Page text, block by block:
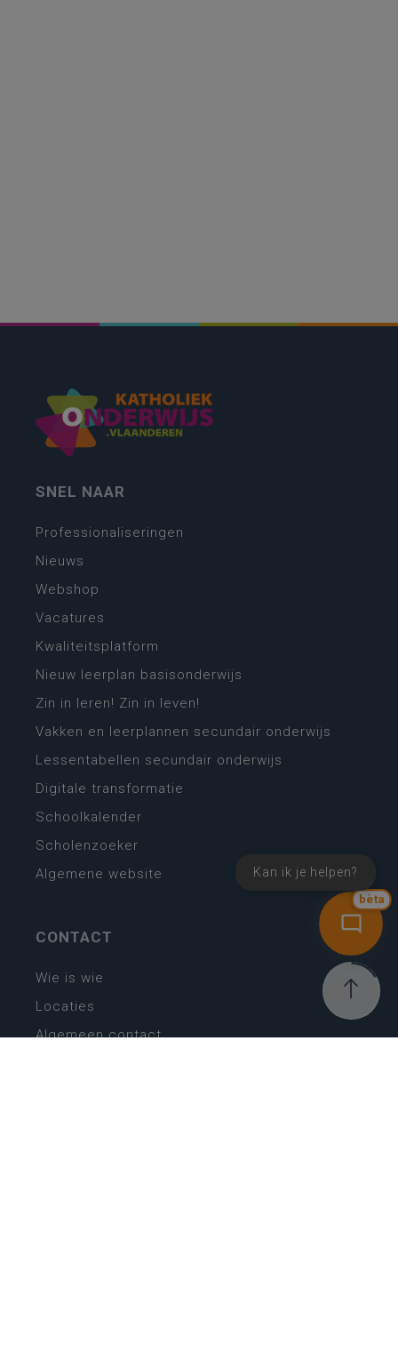
bèta
Kan ik je helpen?
SNEL NAAR
Professionaliseringen
Nieuws
Webshop
Vacatures
Kwaliteitsplatform
Nieuw leerplan basisonderwijs
Zin in leren! Zin in leven!
Vakken en leerplannen secundair onderwijs
Lessentabellen secundair onderwijs
Digitale transformatie
Schoolkalender
Scholenzoeker
Algemene website
CONTACT
Wie is wie
Locaties
Algemeen contact